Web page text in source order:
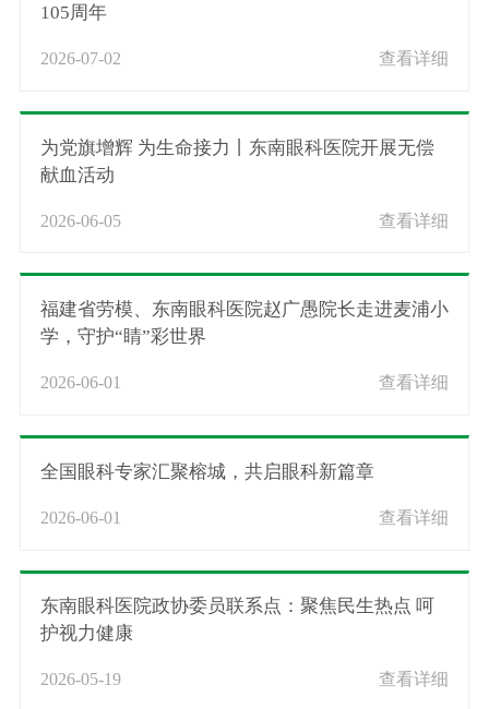
105周年
2026-07-02 查看详细
为党旗增辉 为生命接力丨东南眼科医院开展无偿
献血活动
2026-06-05 查看详细
福建省劳模、东南眼科医院赵广愚院长走进麦浦小
学，守护“睛”彩世界
2026-06-01 查看详细
全国眼科专家汇聚榕城，共启眼科新篇章
2026-06-01 查看详细
东南眼科医院政协委员联系点：聚焦民生热点 呵
护视力健康
2026-05-19 查看详细